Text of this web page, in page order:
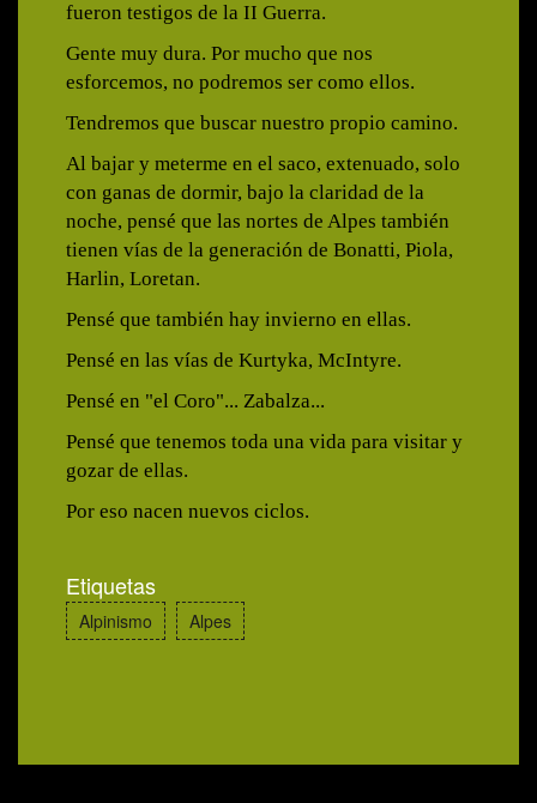
fueron testigos de la II Guerra.
Gente muy dura. Por mucho que nos
esforcemos, no podremos ser como ellos.
Tendremos que buscar nuestro propio camino.
Al bajar y meterme en el saco, extenuado, solo
con ganas de dormir, bajo la claridad de la
noche, pensé que las nortes de Alpes también
tienen vías de la generación de Bonatti, Piola,
Harlin, Loretan.
Pensé que también hay invierno en ellas.
Pensé en las vías de Kurtyka, McIntyre.
Pensé en "el Coro"... Zabalza...
Pensé que tenemos toda una vida para visitar y
gozar de ellas.
Por eso nacen nuevos ciclos.
Etiquetas
Alpinismo Alpes